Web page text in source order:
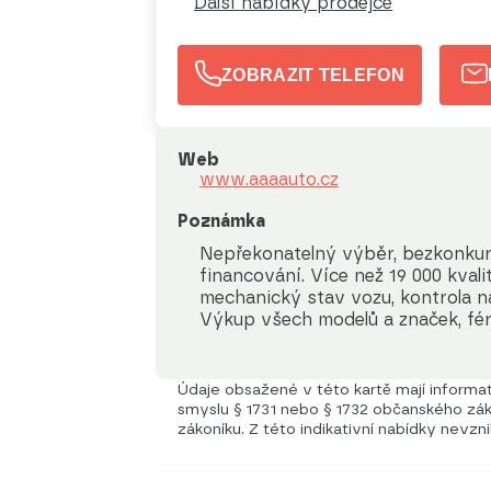
ZOBRAZIT TELEFON
Web
www.aaaauto.cz
Poznámka
Nepřekonatelný výběr,
financování. Více než 19 000
mechanický stav vozu, kontrola
Výkup všech modelů a značek,
Údaje obsažené v této kartě mají
smyslu § 1731 nebo § 1732 občanského
zákoníku. Z této indikativní nabídky